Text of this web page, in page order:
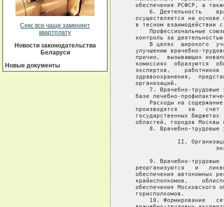
Секс все чаще заменяет
квартплату
Новости законодательства
Беларуси
Новые документы